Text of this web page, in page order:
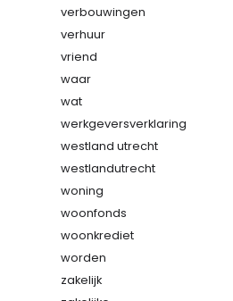
verbouwingen
verhuur
vriend
waar
wat
werkgeversverklaring
westland utrecht
westlandutrecht
woning
woonfonds
woonkrediet
worden
zakelijk